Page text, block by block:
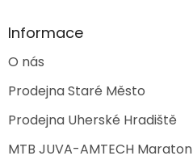
Informace
O nás
Prodejna Staré Město
Prodejna Uherské Hradiště
MTB JUVA-AMTECH Maraton